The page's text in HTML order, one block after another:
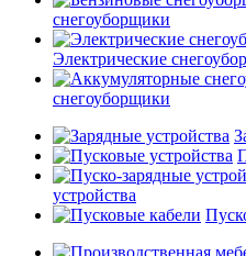
снегоуборщики
Электрические
снегоуборщики
устройства